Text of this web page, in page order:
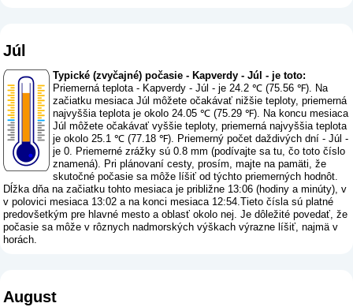
Júl
Typické (zvyčajné) počasie - Kapverdy - Júl - je toto:
Priemerná teplota - Kapverdy - Júl - je 24.2 ℃ (75.56 ℉). Na
začiatku mesiaca Júl môžete očakávať nižšie teploty, priemerná
najvyššia teplota je okolo 24.05 ℃ (75.29 ℉). Na koncu mesiaca
Júl môžete očakávať vyššie teploty, priemerná najvyššia teplota
je okolo 25.1 ℃ (77.18 ℉). Priemerný počet daždivých dní - Júl -
je 0. Priemerné zrážky sú 0.8 mm (podívajte sa tu, čo toto číslo
znamená). Pri plánovaní cesty, prosím, majte na pamäti, že
skutočné počasie sa môže líšiť od týchto priemerných hodnôt.
Dĺžka dňa na začiatku tohto mesiaca je približne 13:06 (hodiny a minúty), v
v polovici mesiaca 13:02 a na konci mesiaca 12:54.Tieto čísla sú platné
predovšetkým pre hlavné mesto a oblasť okolo nej. Je dôležité povedať, že
počasie sa môže v rôznych nadmorských výškach výrazne líšiť, najmä v
horách.
August